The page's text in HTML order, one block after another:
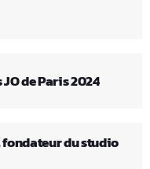
de Paris 2024
fondateur du studio